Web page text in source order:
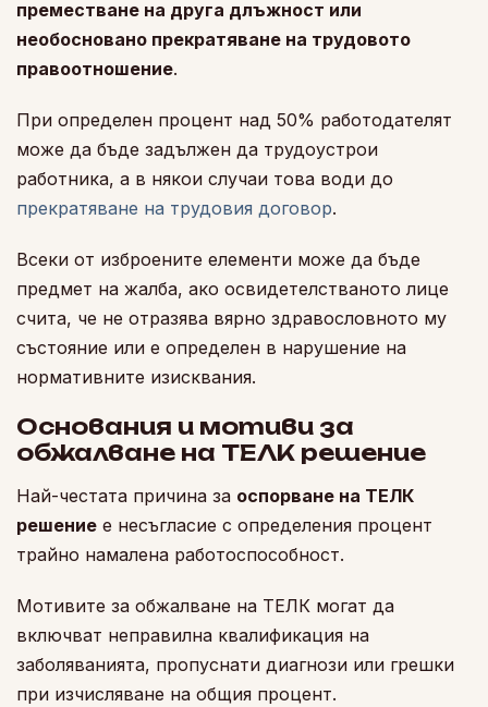
преместване на друга длъжност или
необосновано прекратяване на трудовото
правоотношение.
При определен процент над 50% работодателят
може да бъде задължен да трудоустрои
работника, а в някои случаи това води до
прекратяване на трудовия договор.
Всеки от изброените елементи може да бъде
предмет на жалба, ако освидетелстваното лице
счита, че не отразява вярно здравословното му
състояние или е определен в нарушение на
нормативните изисквания.
Основания и мотиви за
обжалване на ТЕЛК решение
Най-честата причина за оспорване на ТЕЛК
решение е несъгласие с определения процент
трайно намалена работоспособност.
Мотивите за обжалване на ТЕЛК могат да
включват неправилна квалификация на
заболяванията, пропуснати диагнози или грешки
при изчисляване на общия процент.